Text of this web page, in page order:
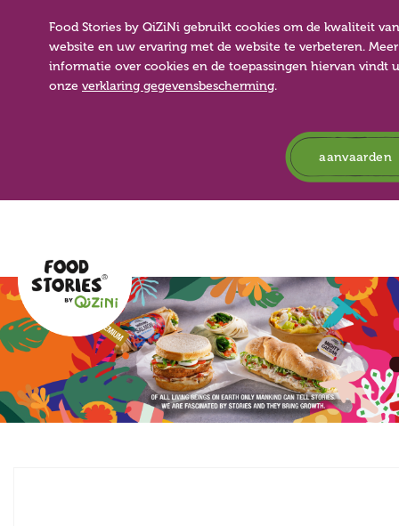
Food Stories by QiZiNi gebruikt cookies om de kwaliteit
website en uw ervaring met de website te verbeteren. Meer
informatie over cookies en de toepassingen hiervan vindt
onze verklaring gegevensbescherming.
aanvaarden